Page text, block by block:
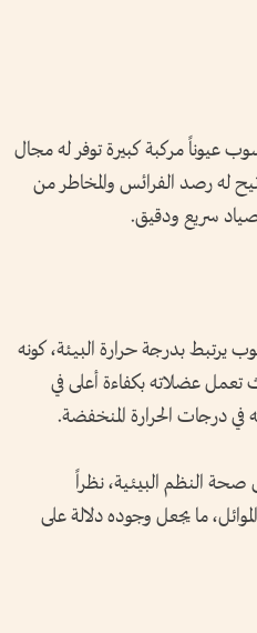
عيوناً مركبة كبيرة توفر له مجال
360 درجة، ما يتيح له رصد الفرائس والمخاطر من
سريع ودقيق.
يرتبط بدرجة حرارة البيئة، كونه
تعمل عضلاته بكفاءة أعلى في
في درجات الحرارة المنخفضة.
النظم البيئية، نظراً
ما يجعل وجوده دلالة على